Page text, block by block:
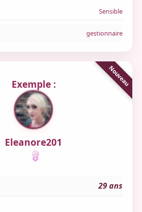
Sensible
gestionnaire
Exemple :
Eleanore201
29 ans